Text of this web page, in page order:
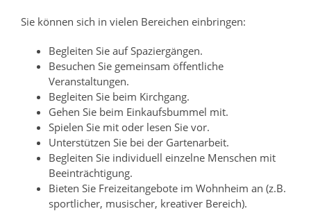
Sie können sich in vielen Bereichen einbringen:
Begleiten Sie auf Spaziergängen.
Besuchen Sie gemeinsam öffentliche
Veranstaltungen.
Begleiten Sie beim Kirchgang.
Gehen Sie beim Einkaufsbummel mit.
Spielen Sie mit oder lesen Sie vor.
Unterstützen Sie bei der Gartenarbeit.
Begleiten Sie individuell einzelne Menschen mit
Beeinträchtigung.
Bieten Sie Freizeitangebote im Wohnheim an (z.B.
sportlicher, musischer, kreativer Bereich).